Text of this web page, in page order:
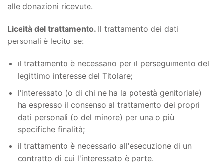
alle donazioni ricevute.
Liceità del trattamento. Il trattamento dei dati
personali è lecito se:
il trattamento è necessario per il perseguimento del
legittimo interesse del Titolare;
l'interessato (o di chi ne ha la potestà genitoriale)
ha espresso il consenso al trattamento dei propri
dati personali (o del minore) per una o più
specifiche finalità;
il trattamento è necessario all'esecuzione di un
contratto di cui l'interessato è parte.